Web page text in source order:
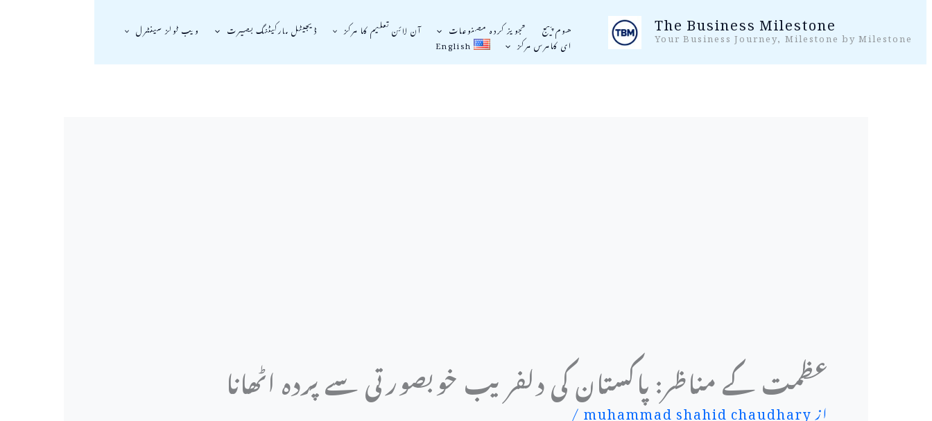
جائیں۔
The Business Milestone
Your Business Journey, Milestone by Milestone ھوم پیج تجویز کردہ مصنوعات آن لائن تعلیم کا مرکز ڈیجیٹل مارکیٹنگ بصیرت ویب ٹولز سینٹرل
ای کامرس مرکز English
عظمت کے مناظر: پاکستان کی دلفریب خوبصورتی سے پردہ اٹھانا
ازmuhammad shahid chaudhary
/